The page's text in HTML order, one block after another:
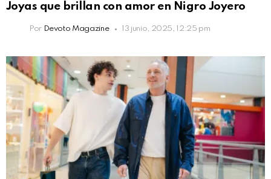
Joyas que brillan con amor en Nigro Joyero
Por Devoto Magazine 13 junio, 2025, 12:25 pm